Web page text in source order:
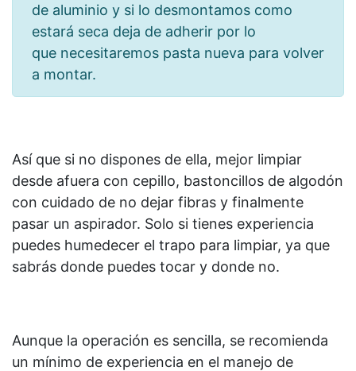
de aluminio y si lo desmontamos como
estará seca deja de adherir por lo
que necesitaremos pasta nueva para volver
a montar.
Así que si no dispones de ella, mejor limpiar
desde afuera con cepillo, bastoncillos de algodón
con cuidado de no dejar fibras y finalmente
pasar un aspirador. Solo si tienes experiencia
puedes humedecer el trapo para limpiar, ya que
sabrás donde puedes tocar y donde no.
Aunque la operación es sencilla, se recomienda
un mínimo de experiencia en el manejo de